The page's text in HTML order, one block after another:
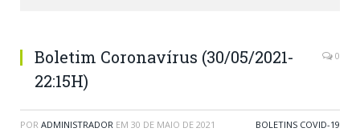
Boletim Coronavírus (30/05/2021-
22:15H)
0
POR ADMINISTRADOR EM 30 DE MAIO DE 2021 BOLETINS COVID-19